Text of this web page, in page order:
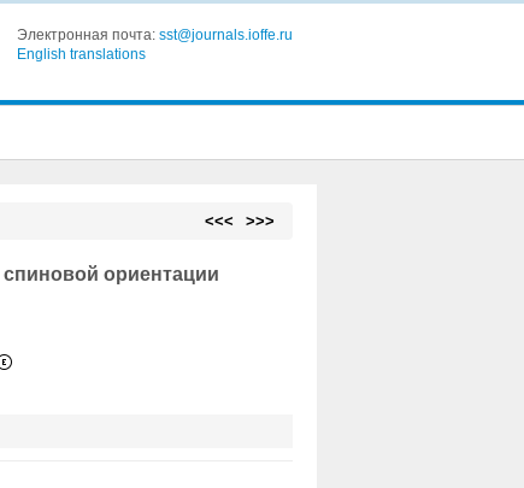
Электронная почта: sst@journals.ioffe.ru
English translations
<<< >>>
ориентации